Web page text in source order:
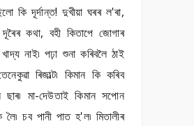
কি দূৰ্দান্ত! দুখীয়া ঘৰৰ ল'ৰা,
দূৰৈৰ কথা, বহী কিতাপে জোগাৰ
নাই৷ পঢ়া শুনা কৰিবলৈ ঠাই
ৰিজাল্ট৷ কিমান কি কৰিব
ছাৰ৷ মা-দেউতাই কিমান সপোন
লৈ৷ চব পানী পাত হ'ল৷ মিতালীৰ